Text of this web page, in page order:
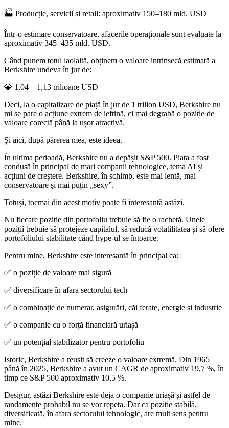
🏭 Producție, servicii și retail: aproximativ 150–180 mld. USD
Într-o estimare conservatoare, afacerile operaționale sunt evaluate la
aproximativ 345–435 mld. USD.
Când punem totul laolaltă, obținem o valoare intrinsecă estimată a
Berkshire undeva în jur de:
💎 1,04 – 1,13 trilioane USD
Deci, la o capitalizare de piață în jur de 1 trilion USD, Berkshire nu
mi se pare o acțiune extrem de ieftină, ci mai degrabă o poziție de
valoare corectă până la ușor atractivă.
Și aici, după părerea mea, este ideea.
În ultima perioadă, Berkshire nu a depășit S&P 500. Piața a fost
condusă în principal de mari companii tehnologice, tema AI și
acțiuni de creștere. Berkshire, în schimb, este mai lentă, mai
conservatoare și mai puțin „sexy”.
Totuși, tocmai din acest motiv poate fi interesantă astăzi.
Nu fiecare poziție din portofoliu trebuie să fie o rachetă. Unele
poziții trebuie să protejeze capitalul, să reducă volatilitatea și să ofere
portofoliului stabilitate când hype-ul se întoarce.
Pentru mine, Berkshire este interesantă în principal ca:
✅ o poziție de valoare mai sigură
✅ diversificare în afara sectorului tech
✅ o combinație de numerar, asigurări, căi ferate, energie și industrie
✅ o companie cu o forță financiară uriașă
✅ un potențial stabilizator pentru portofoliu
Istoric, Berkshire a reușit să creeze o valoare extremă. Din 1965
până în 2025, Berkshire a avut un CAGR de aproximativ 19,7 %, în
timp ce S&P 500 aproximativ 10,5 %.
Desigur, astăzi Berkshire este deja o companie uriașă și astfel de
randamente probabil nu se vor repeta. Dar ca poziție stabilă,
diversificată, în afara sectorului tehnologic, are mult sens pentru
mine.